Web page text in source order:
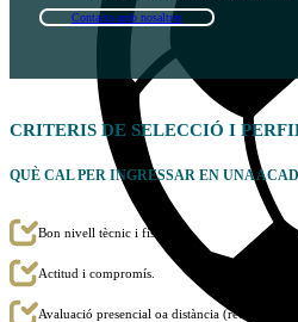
Contacta amb nosaltres
CRITERIS DE SELECCIÓ I
QUÈ CAL PER INGRESSAR EN UNA
Bon nivell tècnic i físic.
Actitud i compromís.
Avaluació presencial oa distància (recomanem